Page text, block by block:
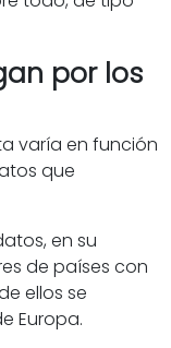
por los
varía en función
que
en su
de países con
ellos se
Europa.